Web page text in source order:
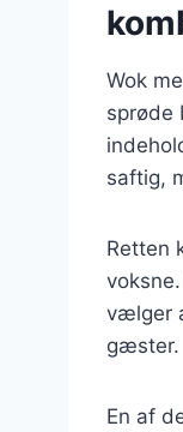
Wok
sprøde
saftig,
Retten
vælger
gæster.
En af